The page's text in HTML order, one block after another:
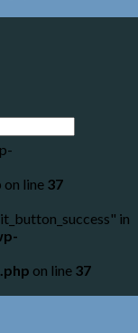
line 37
in
on line 37